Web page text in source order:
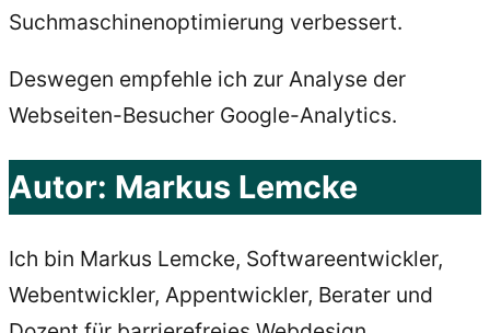
Suchmaschinenoptimierung verbessert.
Deswegen empfehle ich zur Analyse der
Webseiten-Besucher Google-Analytics.
Autor: Markus Lemcke
Ich bin Markus Lemcke, Softwareentwickler,
Webentwickler, Appentwickler, Berater und